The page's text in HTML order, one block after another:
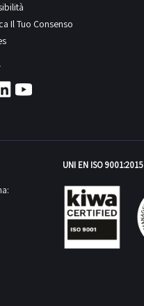
Il Tuo Consenso
UNI EN ISO 9001:2015